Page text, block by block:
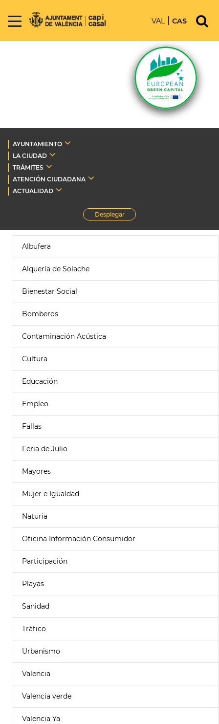
VAL CAS
AYUNTAMIENTO
LA CIUDAD
TRÁMITES
ATENCIÓN CIUDADANA
ACTUALIDAD
Desplegar
Albufera
Alquería de Solache
Bienestar Social
Bomberos
Contaminación Acústica
Cultura
Educación
Empleo
Fallas
Feria de Julio
Mayores
Mujer e Igualdad
Naturia
Oficina Información Consumidor
Participación
Playas
Sanidad
Tráfico
Urbanismo
Valencia
Valencia verde
Valencia Ya